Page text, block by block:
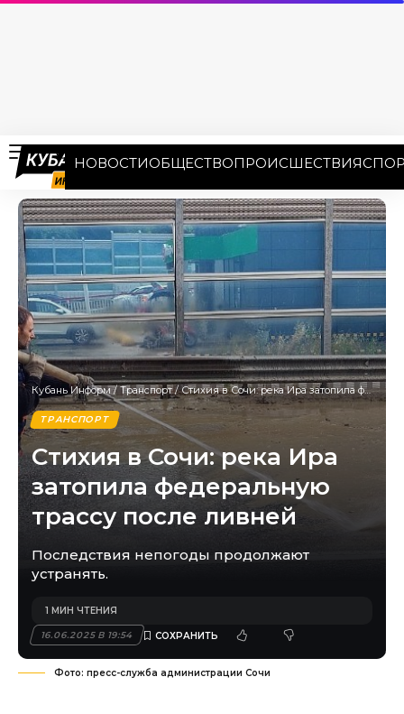
НОВОСТИОБЩЕСТВОПРОИСШЕСТВИЯ
Кубань Информ/ Транспорт/Стихия в Сочи: река Ира затопила федеральную трассу после ливней
ТРАНСПОРТ
Стихия в Сочи: река Ира
затопила федеральную
трассу после ливней
Последствия непогоды продолжают
устранять.
16.06.2025 В 19:54
1 МИН ЧТЕНИЯ
Фото: пресс-служба администрации Сочи